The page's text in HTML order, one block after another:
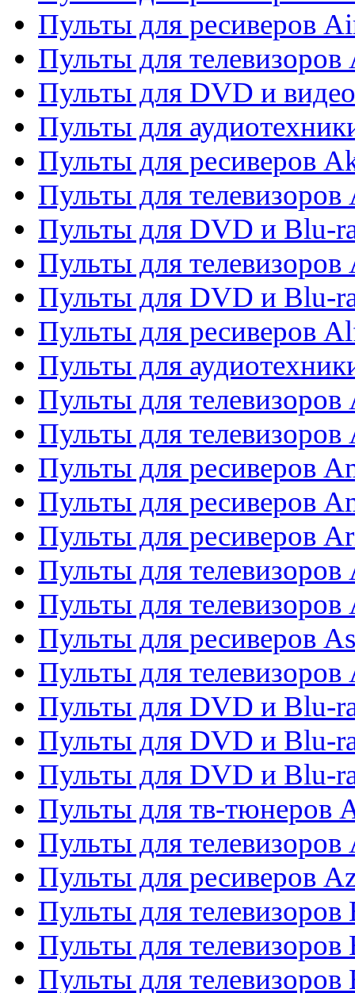
Пульты для ресиверов
Пульты для телевизоров
Пульты для DVD и
Пульты для
Пульты для ресиверов
Пульты для телевизоров
Пульты для DVD и Blu-
Пульты для
Пульты для DVD и Blu-
Пульты для ресиверов
Пульты для
Пульты для
Пульты для
Пульты для ресиверов
Пульты для ресиверов
Пульты для ресиверов
Пульты для
Пульты для телевизоров
Пульты для ресиверов
Пульты для телевизоров
Пульты для DVD и Blu-
Пульты для DVD и Blu-
Пульты для DVD и Blu-
Пульты для тв-тюнеров
Пульты для телевизоров
Пульты для ресиверов
Пульты для
Пульты для
Пульты для